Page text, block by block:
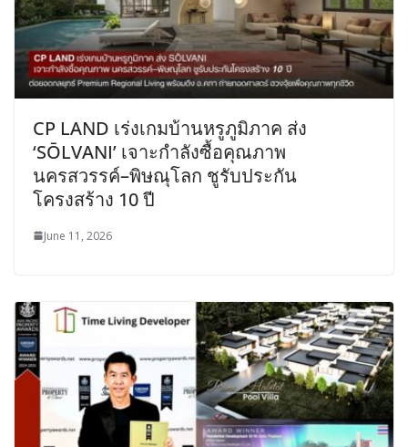
CP LAND เร่งเกมบ้านหรูภูมิภาค ส่ง
‘SŌLVANI’ เจาะกำลังซื้อคุณภาพ
นครสวรรค์–พิษณุโลก ชูรับประกัน
โครงสร้าง 10 ปี
June 11, 2026